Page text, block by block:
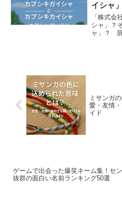
イシャ
「株式会
シャ」？
ャ」？
ミサンガ
愛・友情
イド
ゲームで出会った爆笑ネーム集！セ
抜群の面白い名前ランキング50選